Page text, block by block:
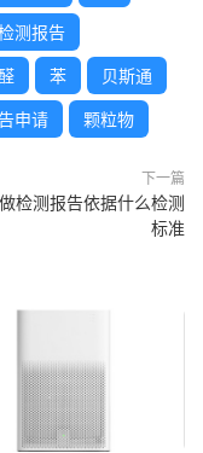
测报告
苯 贝斯通
申请 颗粒物
下一篇
检测报告依据什么检测
标准